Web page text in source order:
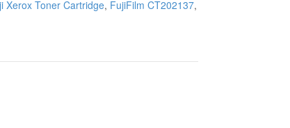
Xerox Toner Cartridge, FujiFilm CT202137,